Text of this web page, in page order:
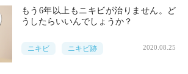
もう6年以上もニキビが治りません。ど
うしたらいいんでしょうか？
2020.08.25
ニキビ ニキビ跡